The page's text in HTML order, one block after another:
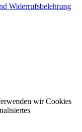
Widerrufsbelehrung
wir Cookies